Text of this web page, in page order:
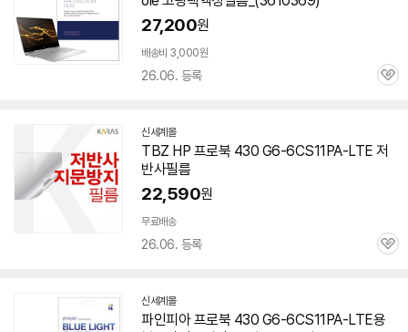
27,200원
배송비 3,000원
26.06. 등록
관
신세계몰
TBZ HP 프로북 430 G6-6CS11PA-LTE 저
반사필름
22,590원
무료배송
26.06. 등록
관
신세계몰
파인피아 프로북 430 G6-6CS11PA-LTE용